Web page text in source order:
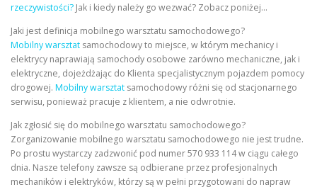
rzeczywistości? Jak i kiedy należy go wezwać? Zobacz poniżej…
Jaki jest definicja mobilnego warsztatu samochodowego?
Mobilny warsztat samochodowy to miejsce, w którym mechanicy i
elektrycy naprawiają samochody osobowe zarówno mechaniczne, jak i
elektryczne, dojeżdżając do Klienta specjalistycznym pojazdem pomocy
drogowej. Mobilny warsztat samochodowy różni się od stacjonarnego
serwisu, ponieważ pracuje z klientem, a nie odwrotnie.
Jak zgłosić się do mobilnego warsztatu samochodowego?
Zorganizowanie mobilnego warsztatu samochodowego nie jest trudne.
Po prostu wystarczy zadzwonić pod numer 570 933 114 w ciągu całego
dnia. Nasze telefony zawsze są odbierane przez profesjonalnych
mechaników i elektryków, którzy są w pełni przygotowani do napraw